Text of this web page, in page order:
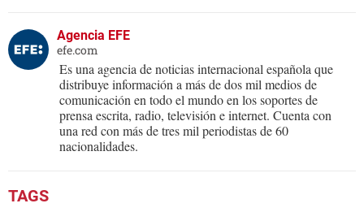
Agencia EFE
efe.com
Es una agencia de noticias internacional española que
distribuye información a más de dos mil medios de
comunicación en todo el mundo en los soportes de
prensa escrita, radio, televisión e internet. Cuenta con
una red con más de tres mil periodistas de 60
nacionalidades.